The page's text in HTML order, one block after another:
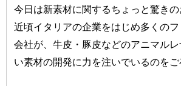
今日は新素材に関するちょっと驚きの
近頃イタリアの企業をはじめ多くの
会社が、牛皮・豚皮などのアニマル
い素材の開発に力を注いでいるのをご